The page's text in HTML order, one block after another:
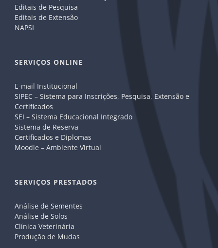
Editais de Pesquisa
Editais de Extensão
NAPSI
SERVIÇOS ONLINE
E-mail Institucional
SIPEC – Sistema para Inscrições, Pesquisa, Extensão e
Certificados
SEI – Sistema Educacional Integrado
Sistema de Reserva
Certificados e Diplomas
Moodle – Ambiente Virtual
SERVIÇOS PRESTADOS
Análise de Sementes
Análise de Solos
Clínica Veterinária
Produção de Mudas